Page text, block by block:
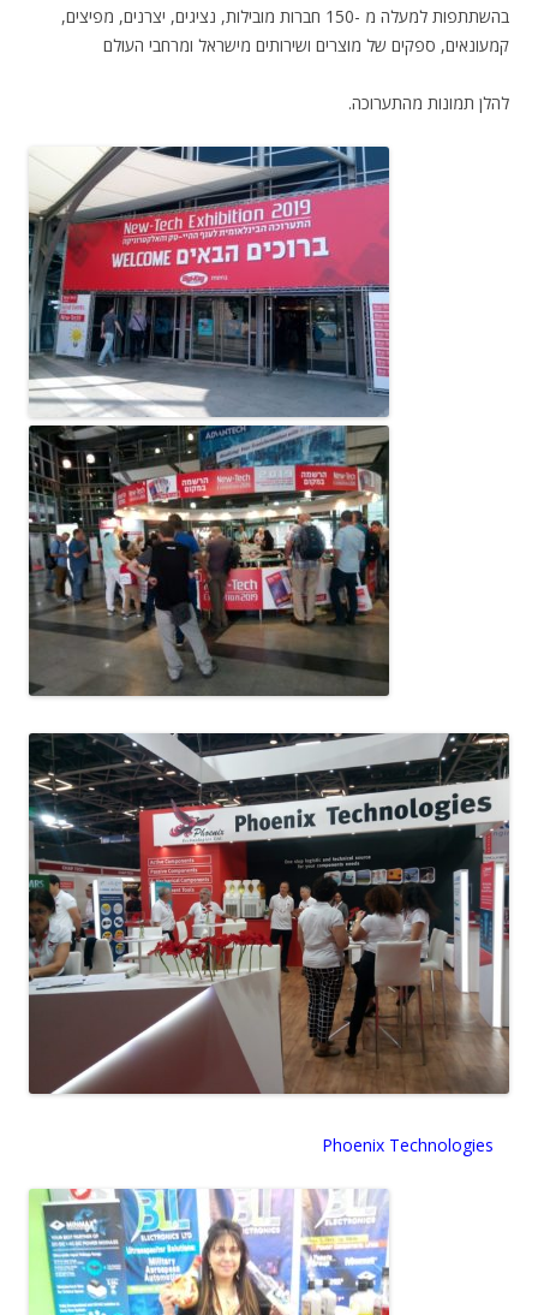
בהשתתפות למעלה מ -150 חברות מובילות, נציגים, יצרנים, מפיצים,
קמעונאים, ספקים של מוצרים ושירותים מישראל ומרחבי העולם
.להלן תמונות מהתערוכה
Phoenix Technologies